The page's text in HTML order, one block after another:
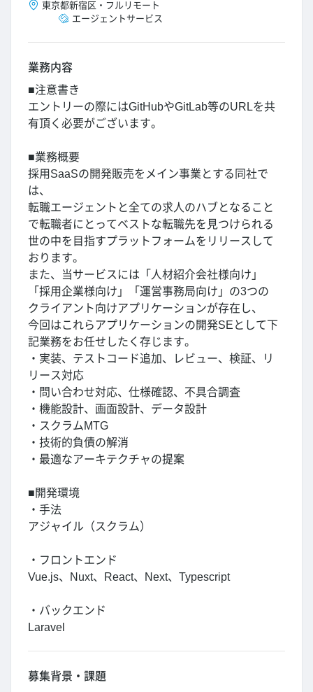
東京都新宿区 ・ フルリモート
エージェントサービス
業務内容
■注意書き
エントリーの際にはGitHubやGitLab等のURLを共
有頂く必要がございます。
■業務概要
採用SaaSの開発販売をメイン事業とする同社で
は、
転職エージェントと全ての求人のハブとなること
で転職者にとってベストな転職先を見つけられる
世の中を目指すプラットフォームをリリースして
おります。
また、当サービスには「人材紹介会社様向け」
「採用企業様向け」「運営事務局向け」の3つの
クライアント向けアプリケーションが存在し、
今回はこれらアプリケーションの開発SEとして下
記業務をお任せしたく存じます。
・実装、テストコード追加、レビュー、検証、リ
リース対応
・問い合わせ対応、仕様確認、不具合調査
・機能設計、画面設計、データ設計
・スクラムMTG
・技術的負債の解消
・最適なアーキテクチャの提案
■開発環境
・手法
アジャイル（スクラム）
・フロントエンド
Vue.js、Nuxt、React、Next、Typescript
・バックエンド
Laravel
募集背景・課題